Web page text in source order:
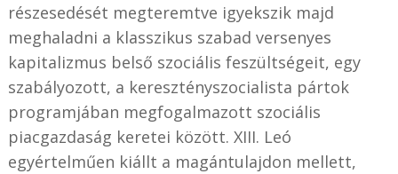
részesedését megteremtve igyekszik majd
meghaladni a klasszikus szabad versenyes
kapitalizmus belső szociális feszültségeit, egy
szabályozott, a keresztényszocialista pártok
programjában megfogalmazott szociális
piacgazdaság keretei között. XIII. Leó
egyértelműen kiállt a magántulajdon mellett,